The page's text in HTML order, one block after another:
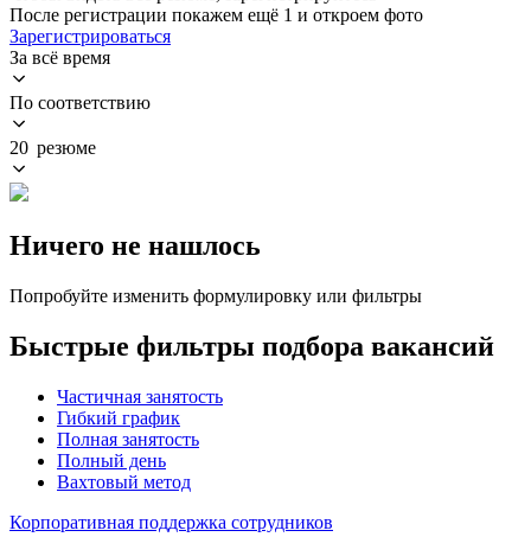
После регистрации покажем ещё 1 и откроем фото
Зарегистрироваться
За всё время
По соответствию
20 резюме
Ничего не нашлось
Попробуйте изменить формулировку или фильтры
Быстрые фильтры подбора вакансий
Частичная занятость
Гибкий график
Полная занятость
Полный день
Вахтовый метод
Корпоративная поддержка сотрудников